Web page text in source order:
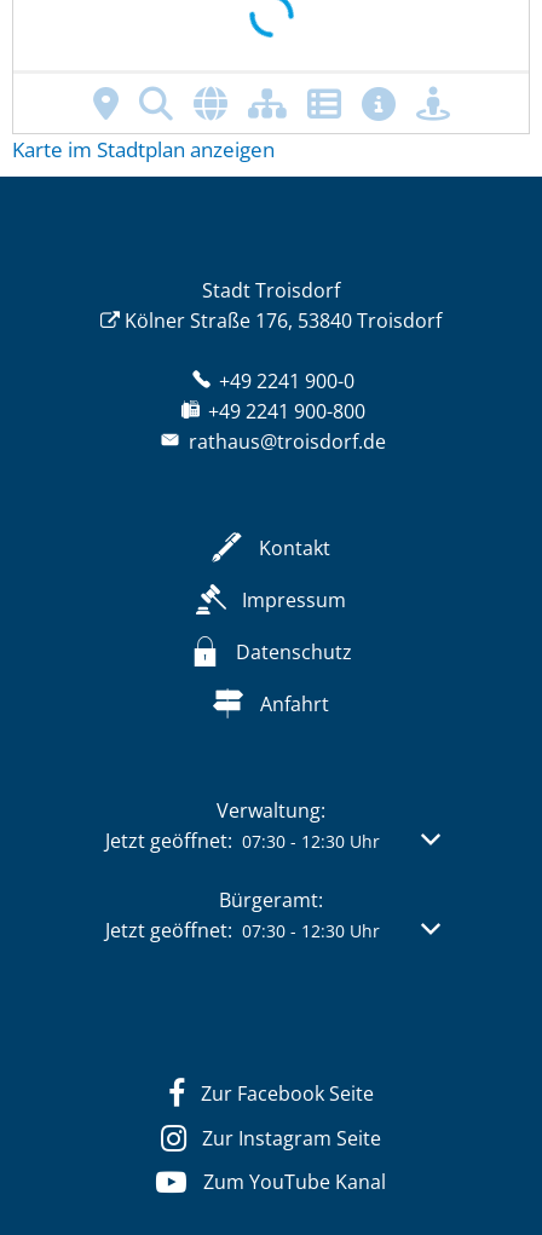
Karte im Stadtplan anzeigen
Stadt Troisdorf
Kölner Straße 176, 53840 Troisdorf
+49 2241 900-0
+49 2241 900-800
rathaus@troisdorf.de
Kontakt
Impressum
Datenschutz
Anfahrt
Verwaltung:
Klicken, um weitere Öffnungs- oder
Jetzt geöffnet: 07:30- 12:30Uhr Von 07:30
Bürgeramt:
Klicken, um weitere Öffnungs- oder
Jetzt geöffnet: 07:30- 12:30Uhr Von 07:30
Zur Facebook Seite
Zur Instagram Seite
Zum YouTube Kanal